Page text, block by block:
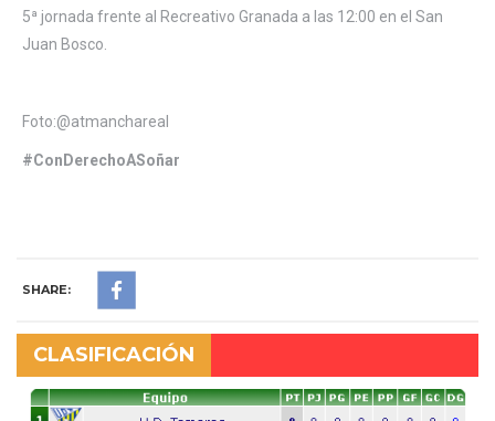
5ª jornada frente al Recreativo Granada a las 12:00 en el San
Juan Bosco.
Foto:@atmanchareal
#ConDerechoASoñar
SHARE:
CLASIFICACIÓN